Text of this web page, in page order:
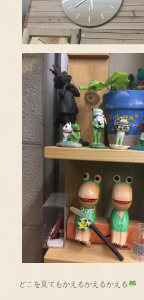
どこを見てもかえるかえるかえる